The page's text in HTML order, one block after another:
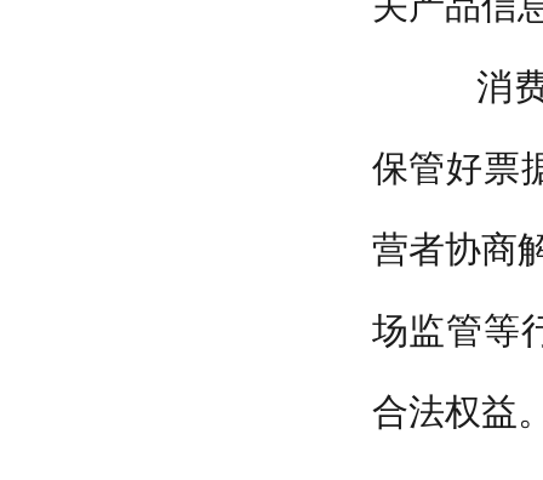
消费
保管好票
营者协商
场监管等
合法权益